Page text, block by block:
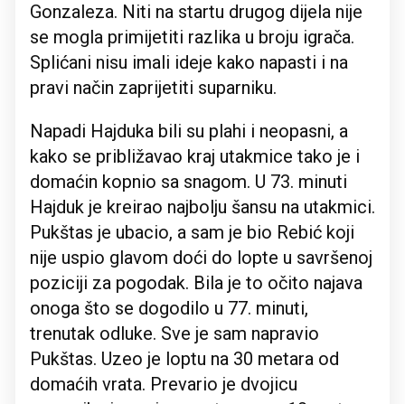
Gonzaleza. Niti na startu drugog dijela nije
se mogla primijetiti razlika u broju igrača.
Splićani nisu imali ideje kako napasti i na
pravi način zaprijetiti suparniku.
Napadi Hajduka bili su plahi i neopasni, a
kako se približavao kraj utakmice tako je i
domaćin kopnio sa snagom. U 73. minuti
Hajduk je kreirao najbolju šansu na utakmici.
Pukštas je ubacio, a sam je bio Rebić koji
nije uspio glavom doći do lopte u savršenoj
poziciji za pogodak. Bila je to očito najava
onoga što se dogodilo u 77. minuti,
trenutak odluke. Sve je sam napravio
Pukštas. Uzeo je loptu na 30 metara od
domaćih vrata. Prevario je dvojicu